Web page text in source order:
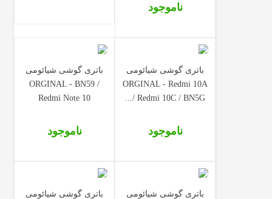
ناموجود
باتری گوشی شیائومی
ORGINAL - Redmi 10A
/ Redmi 10C​​​​​​​ / BN5G...
ناموجود
باتری گوشی شیائومی
ORGINAL - BN59 /
Redmi Note 10
ناموجود
باتری گوشی شیائومی
باتری گوشی شیائومی